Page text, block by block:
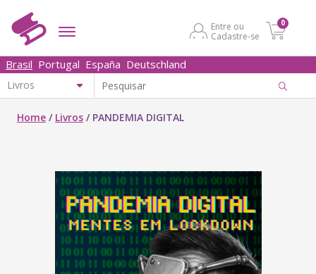
Entre ou
Cadastre-se
0
Brasil Portugal España Deutschland
Home / Livros / PANDEMIA DIGITAL